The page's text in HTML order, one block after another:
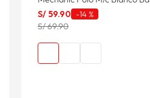
S/ 59.90 -14 %
S/ 69.90